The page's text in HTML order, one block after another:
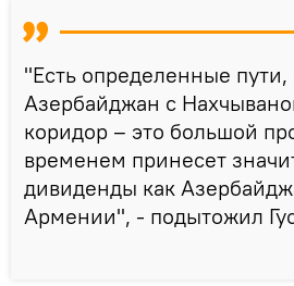
"Есть определенные
Азербайджан с
коридор – это большой
временем принесет
дивиденды как
Армении", - подытожил